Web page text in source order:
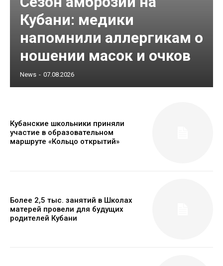
Кубани: медики
напомнили аллергикам о
ношении масок и очков
News - 07.08.2026
Кубанские школьники приняли
участие в образовательном
маршруте «Кольцо открытий»
Более 2,5 тыс. занятий в Школах
матерей провели для будущих
родителей Кубани